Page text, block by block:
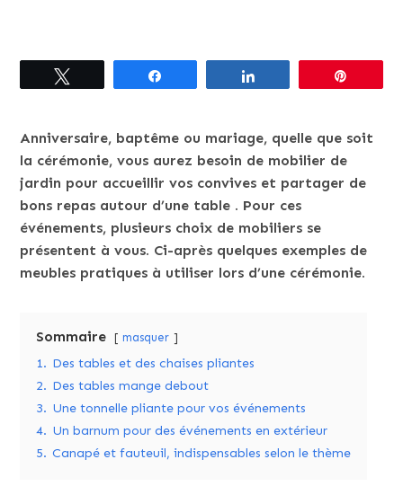
Anniversaire, baptême ou mariage, quelle que soit
la cérémonie, vous aurez besoin de mobilier de
jardin pour accueillir vos convives et partager de
bons repas autour d’une table . Pour ces
événements, plusieurs choix de mobiliers se
présentent à vous. Ci-après quelques exemples de
meubles pratiques à utiliser lors d’une cérémonie.
Sommaire masquer
1. Des tables et des chaises pliantes
2. Des tables mange debout
3. Une tonnelle pliante pour vos événements
4. Un barnum pour des événements en extérieur
5. Canapé et fauteuil, indispensables selon le thème